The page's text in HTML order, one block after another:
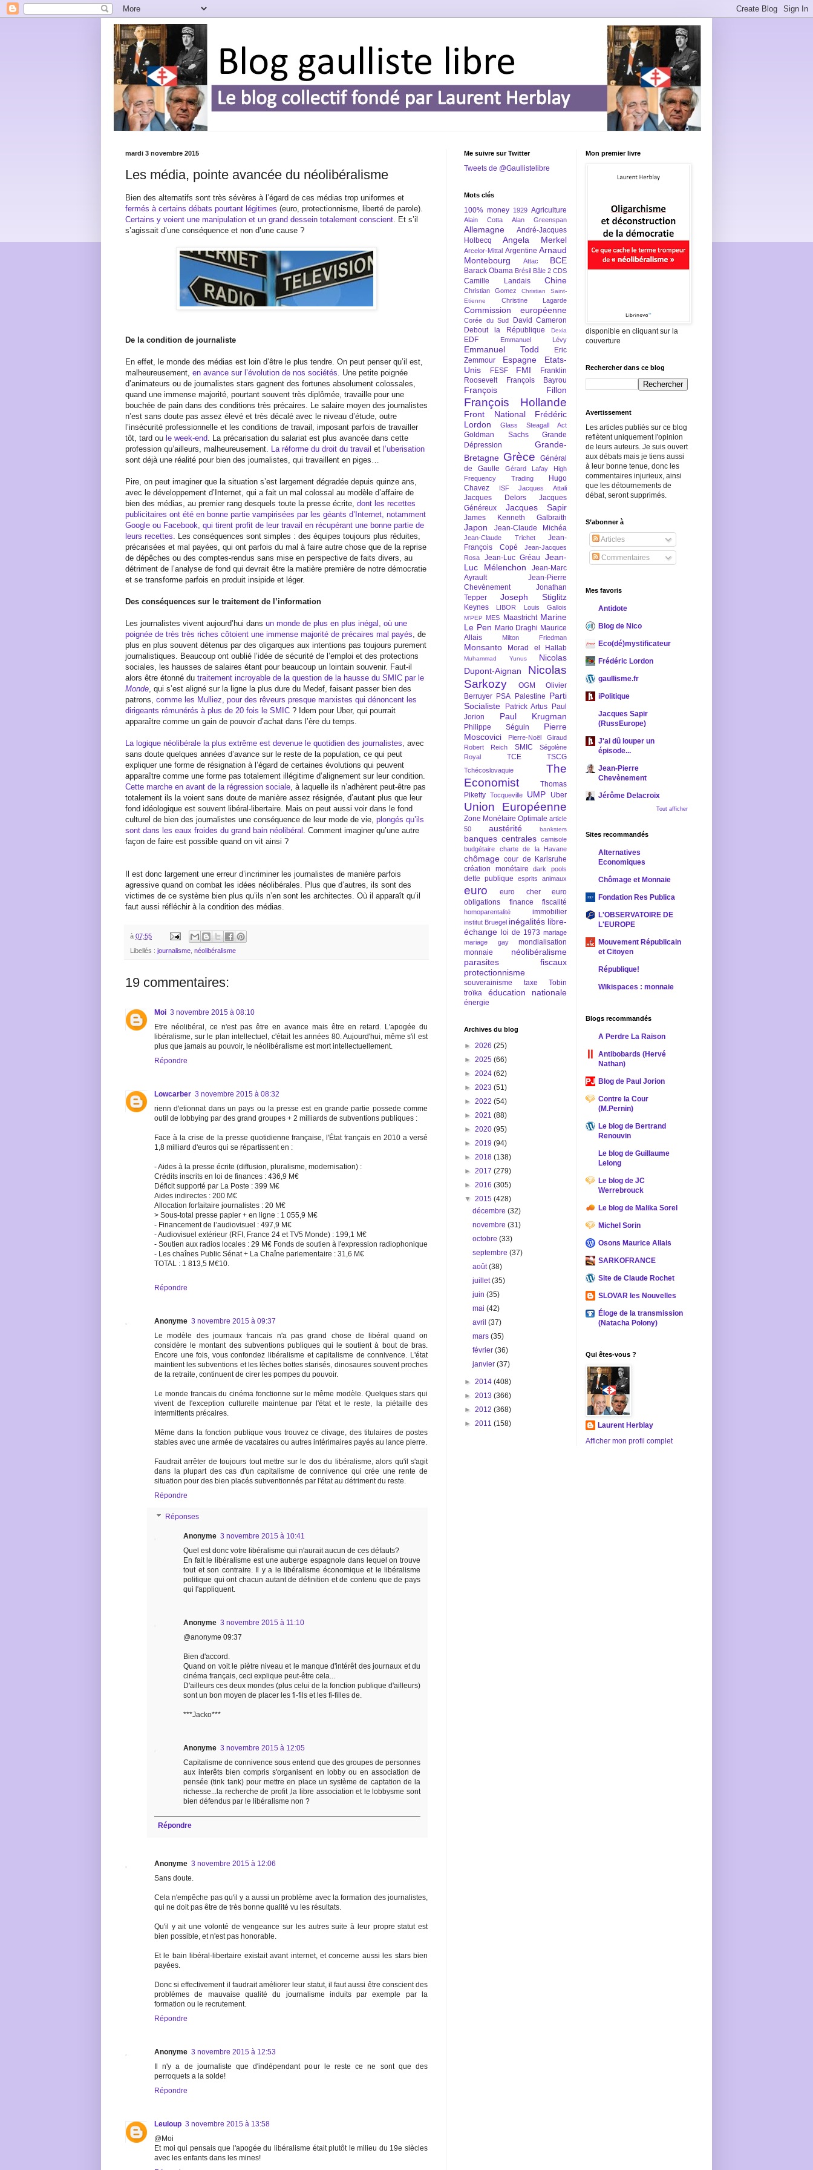
mardi 3 novembre 2015
Les média, pointe avancée du néolibéralisme
Bien des alternatifs sont très sévères à l’égard de ces médias trop uniformes et
fermés à certains débats pourtant légitimes (euro, protectionnisme, liberté de parole).
Certains y voient une manipulation et un grand dessein totalement conscient . Et s’il
s’agissait d’une conséquence et non d’une cause ?
De la condition de journaliste
En effet, le monde des médias est loin d’être le plus tendre. On peut penser qu’il est,
malheureusement, en avance sur l’évolution de nos sociétés . Une petite poignée
d’animateurs ou de journalistes stars gagnent des fortunes absolument colossales,
quand une immense majorité, pourtant souvent très diplômée, travaille pour une
bouchée de pain dans des conditions très précaires. Le salaire moyen des journalistes
n’est sans doute pas assez élevé et très décalé avec le niveau d’étude, outre
l’insécurité professionnelle et les conditions de travail, imposant parfois de travailler
tôt, tard ou le week-end . La précarisation du salariat est plus avancée dans cette
profession qu’ailleurs, malheureusement. La réforme du droit du travail et l’uberisation
sont déjà une réalité pour bien des journalistes, qui travaillent en piges…
Pire, on peut imaginer que la situation s’est largement dégradée depuis quinze ans,
avec le développement d’Internet, qui a fait un mal colossal au modèle d’affaire de
bien des médias, au premier rang desquels toute la presse écrite, dont les recettes
publicitaires ont été en bonne partie vampirisées par les géants d’Internet, notamment
Google ou Facebook, qui tirent profit de leur travail en récupérant une bonne partie de
leurs recettes . Les conséquences sont simples : des équipes toujours plus réduites,
précarisées et mal payées, qui ont parfois du mal à faire autre chose que de la reprise
de dépêches ou des comptes-rendus sans mise en perspective de faits divers, au
détriment de l’analyse de fond qui devrait être la matière première de notre démocratie
et se transforme parfois en produit insipide et léger.
Des conséquences sur le traitement de l’information
Les journalistes vivent aujourd’hui dans un monde de plus en plus inégal, où une
poignée de très très riches côtoient une immense majorité de précaires mal payés , de
plus en plus souvent détenus par des oligarques aux intentions pas toujours purement
journalistiques. Beaucoup ont oublié l’idée de sécurité de l’emploi et des protections
sociales, les hausses de salaires étant pour beaucoup un lointain souvenir. Faut-il
alors être étonné du traitement incroyable de la question de la hausse du SMIC par le
Monde , qui s’est aligné sur la ligne la plus dure du Medef, faisant passer bien des
patrons, comme les Mulliez, pour des rêveurs presque marxistes qui dénoncent les
dirigeants rémunérés à plus de 20 fois le SMIC ? Idem pour Uber, qui pourrait
apparaître comme un gain de pouvoir d’achat dans l’ère du temps.
La logique néolibérale la plus extrême est devenue le quotidien des journalistes , avec
sans doute quelques années d’avance sur le reste de la population, ce qui peut
expliquer une forme de résignation à l’égard de certaines évolutions qui peuvent
apparaître comme une forme pas totalement illégitime d’alignement sur leur condition.
Cette marche en avant de la régression sociale , à laquelle ils n’adhèrent peut-être pas
totalement ils la voient sans doute de manière assez résignée, d’autant plus que leur
fond idéologique est souvent libéral-libertaire. Mais on peut aussi voir dans le fond
culturel de bien des journalistes une conséquence de leur mode de vie, plongés qu’ils
sont dans les eaux froides du grand bain néolibéral . Comment imaginer qu’une autre
façon de faire est possible quand on vit ainsi ?
Il est donc largement une erreur d’incriminer les journalistes de manière parfois
agressive quand on combat les idées néolibérales. Plus que d’autres, ils sont des
victimes de ce système bien plus qu’ils n’en sont les architectes. Où il apparaît qu’il
faut aussi réfléchir à la condition des médias.
à 07:55
Libellés : journalisme néolibéralisme
19 commentaires:
Moi 3 novembre 2015 à 08:10
Etre néolibéral, ce n'est pas être en avance mais être en retard. L'apogée du
libéralisme, sur le plan intellectuel, c'était les années 80. Aujourd'hui, même s'il est
plus que jamais au pouvoir, le néolibéralisme est mort intellectuellement.
Répondre
Lowcarber 3 novembre 2015 à 08:32
rienn d'etionnat dans un pays ou la presse est en grande partie possede comme
outil de lobbying par des grand groupes + 2 milliards de subventions publiques :
Face à la crise de la presse quotidienne française, l'État français en 2010 a versé
1,8 milliard d'euros qui se répartissent en :
- Aides à la presse écrite (diffusion, pluralisme, modernisation) :
Crédits inscrits en loi de finances : 436,9 M€
Déficit supporté par La Poste : 399 M€
Aides indirectes : 200 M€
Allocation forfaitaire journalistes : 20 M€
> Sous-total presse papier + en ligne : 1 055,9 M€
- Financement de l’audiovisuel : 497,9 M€
- Audiovisuel extérieur (RFI, France 24 et TV5 Monde) : 199,1 M€
- Soutien aux radios locales : 29 M€ Fonds de soutien à l'expression radiophonique
- Les chaînes Public Sénat + La Chaîne parlementaire : 31,6 M€
TOTAL : 1 813,5 M€10.
Répondre
Anonyme 3 novembre 2015 à 09:37
Le modèle des journaux francais n'a pas grand chose de libéral quand on
considère le montant des subventions publiques qui le soutient à bout de bras.
Encore une fois, vous confondez libéralisme et capitalisme de connivence. L'état
maintient les subventions et les lèches bottes starisés, dinosaures souvent proches
de la retraite, continuent de cirer les pompes du pouvoir.
Le monde francais du cinéma fonctionne sur le même modèle. Quelques stars qui
vivent de l'exception culturelle maintenue par l'état et le reste, la piétaille des
intermittents précaires.
Même dans la fonction publique vous trouvez ce clivage, des titulaires de postes
stables avec une armée de vacataires ou autres intérimaires payés au lance pierre.
Faudrait arrêter de toujours tout mettre sur le dos du libéralisme, alors qu'il s'agit
dans la plupart des cas d'un capitalisme de connivence qui crée une rente de
situation pour des bien placés subventionnés par l'état au détriment du reste.
Répondre
Réponses
Anonyme 3 novembre 2015 à 10:41
Quel est donc votre libéralisme qui n'aurait aucun de ces défauts?
En fait le libéralisme est une auberge espagnole dans lequel on trouve
tout et son contraire. Il y a le libéralisme économique et le libéralisme
politique qui ont chacun autant de définition et de contenu que de pays
qui l'appliquent.
Anonyme 3 novembre 2015 à 11:10
@anonyme 09:37
Bien d'accord.
Quand on voit le piètre niveau et le manque d'intérêt des journaux et du
cinéma français, ceci explique peut-être cela...
D'ailleurs ces deux mondes (plus celui de la fonction publique d'ailleurs)
sont un bon moyen de placer les fi-fils et les fi-filles de.
***Jacko***
Anonyme 3 novembre 2015 à 12:05
Capitalisme de connivence sous entend que des groupes de personnes
aux interêts bien compris s'organisent en lobby ou en association de
pensée (tink tank) pour mettre en place un système de captation de la
richesse...la recherche de profit ,la libre association et le lobbysme sont
bien défendus par le libéralisme non ?
Répondre
Anonyme 3 novembre 2015 à 12:06
Sans doute.
Cela n'empêche pas qu'il y a aussi un problème avec la formation des journalistes,
qui ne doit pas être de très bonne qualité vu les résultats.
Qu'il y ait une volonté de vengeance sur les autres suite à leur propre statut est
bien possible, et n'est pas honorable.
Et le bain libéral-libertaire existait avant internet, et concerne aussi les stars bien
payées.
Donc si effectivement il faudrait améliorer leur statut, il faut aussi être conscient des
problèmes de mauvaise qualité du journalisme induits par exemple par la
formation ou le recrutement.
Répondre
Anonyme 3 novembre 2015 à 12:53
Il n'y a de journaliste que d'indépendant pour le reste ce ne sont que des
perroquets a la solde!
Répondre
Leuloup 3 novembre 2015 à 13:58
@Moi
Et moi qui pensais que l'apogée du libéralisme était plutôt le milieu du 19e siècles
avec les enfants dans les mines!
Me suivre sur Twitter
Tweets de @Gaullistelibre
Mots clés
100% money 1929 Agriculture
Alain Cotta Alan Greenspan
Allemagne
André-Jacques
Holbecq
Angela Merkel
Arcelor-Mittal Argentine Arnaud
Montebourg
Attac BCE
Barack Obama Brésil Bâle 2 CDS
Camille Landais Chine
Christian Gomez
Christian Saint-
Etienne
Christine Lagarde
Commission européenne
Corée du Sud
David Cameron
Debout la République
Dexia
EDF Emmanuel Lévy
Emmanuel Todd
Eric
Zemmour
Espagne
Etats-
Unis
FESF FMI
Franklin
Roosevelt
François Bayrou
François Fillon
François Hollande
Front National
Frédéric
Lordon
Glass Steagall Act
Goldman Sachs
Grande
Dépression
Grande-
Bretagne Grèce
Général
de Gaulle
Gérard Lafay
High
Frequency Trading
Hugo
Chavez
ISF Jacques Attali
Jacques Delors
Jacques
Généreux
Jacques Sapir
James Kenneth Galbraith
Japon Jean-Claude Michéa
Jean-Claude Trichet
Jean-
François Copé
Jean-Jacques
Rosa
Jean-Luc Gréau
Jean-
Luc Mélenchon
Jean-Marc
Ayrault
Jean-Pierre
Chevènement
Jonathan
Tepper
Joseph Stiglitz
Keynes LIBOR Louis Gallois
M'PEP MES Maastricht Marine
Le Pen Mario Draghi Maurice
Allais
Milton Friedman
Monsanto Morad el Hallab
Muhammad Yunus
Nicolas
Dupont-Aignan
Nicolas
Sarkozy
OGM
Olivier
Berruyer PSA Palestine Parti
Socialiste
Patrick Artus
Paul
Jorion
Paul Krugman
Philippe Séguin
Pierre
Moscovici
Pierre-Noël Giraud
Robert Reich
SMIC
Ségolène
Royal
TCE TSCG
Tchécoslovaquie
The
Economist
Thomas
Piketty Tocqueville UMP Uber
Union Européenne
Zone Monétaire Optimale article
50
austérité banksters
banques centrales camisole
budgétaire
charte de la Havane
chômage cour de Karlsruhe
création monétaire
dark pools
dette publique esprits animaux
euro euro cher
euro
obligations
finance fiscalité
homoparentalité immobilier
institut Bruegel inégalités libre-
échange
loi de 1973 mariage
mariage gay
mondialisation
monnaie
néolibéralisme
parasites fiscaux
protectionnisme
souverainisme
taxe Tobin
troïka
éducation nationale
énergie
Archives du blog
► 2026 (25)
► 2025 (66)
► 2024 (62)
► 2023 (51)
► 2022 (54)
► 2021 (88)
► 2020 (95)
► 2019 (94)
► 2018 (138)
► 2017 (279)
► 2016 (305)
▼ 2015 (428)
décembre(32)
novembre(31)
octobre(33)
septembre(37)
août(38)
juillet(35)
juin(35)
mai(42)
avril(37)
mars(35)
février(36)
janvier(37)
► 2014 (408)
► 2013 (366)
► 2012 (368)
► 2011 (158)
Mon premier livre
disponible en cliquant sur la
couverture
Rechercher dans ce blog
Avertissement
Les articles publiés sur ce blog
reflètent uniquement l'opinion
de leurs auteurs. Je suis ouvert
aux débats mais je tiens aussi
à leur bonne tenue, donc les
commentaires injurieux, ainsi
que les détournements de
débat, seront supprimés.
S’abonner à
Articles
Commentaires
Mes favoris
Antidote
Blog de Nico
Eco(dé)mystificateur
Frédéric Lordon
gaullisme.fr
iPolitique
Jacques Sapir
(RussEurope)
J'ai dû louper un
épisode...
Jean-Pierre
Chevènement
Jérôme Delacroix
Tout afficher
Sites recommandés
Alternatives
Economiques
Chômage et Monnaie
Fondation Res Publica
L'OBSERVATOIRE DE
L'EUROPE
Mouvement Républicain
et Citoyen
République!
Wikispaces : monnaie
Blogs recommandés
A Perdre La Raison
Antibobards (Hervé
Nathan)
Blog de Paul Jorion
Contre la Cour
(M.Pernin)
Le blog de Bertrand
Renouvin
Le blog de Guillaume
Lelong
Le blog de JC
Werrebrouck
Le blog de Malika Sorel
Michel Sorin
Osons Maurice Allais
SARKOFRANCE
Site de Claude Rochet
SLOVAR les Nouvelles
Éloge de la transmission
(Natacha Polony)
Qui êtes-vous ?
Laurent Herblay
Afficher mon profil complet